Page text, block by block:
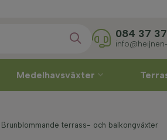
084 37
Medelhavsväxter
Brunblommande terrass- och balkongväxter